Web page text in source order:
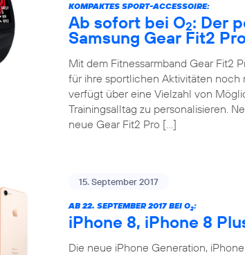
KOMPAKTES SPORT-ACCESSOIRE:
Ab sofort bei O2: Der
Samsung Gear Fit2
Mit dem Fitnessarmband Gear Fit2
für ihre sportlichen Aktivitäten noch
verfügt über eine Vielzahl von
Trainingsalltag zu personalisieren.
neue Gear Fit2 Pro […]
15. September 2017
AB 22. SEPTEMBER 2017 BEI O2:
iPhone 8, iPhone 8
Die neue iPhone Generation,